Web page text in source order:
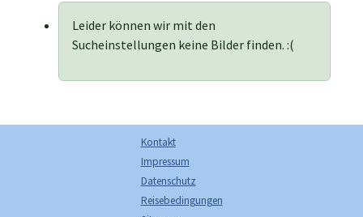
Leider können wir mit den
Sucheinstellungen keine Bilder finden. :(
Kontakt
Impressum
Datenschutz
Reisebedingungen